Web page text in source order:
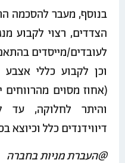
בנוסף, מעבר להסכמה
הצדדים, רצוי לקבוע
לעובדים/מייסדים
וכן לקבוע כללי אצבע
(אחוז מסוים
והיתר לחלוקה, עד
דיווידנדים כלל וכיוצא
@העברת מניות בחברה